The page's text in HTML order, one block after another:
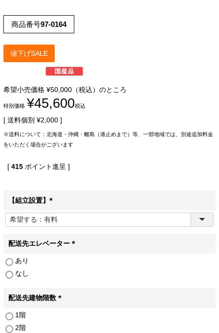
商品番号97-0164
値下げSALE
希望小売価格 ¥50,000 （税込）のところ
特別価格 ¥45,600税込
送料個別 ¥2,000
※送料について：北海道・沖縄・離島（港止めまで）等、一部地域では、別途追加料金
をいただく場合がございます
[ 415 ポイント進呈 ]
【組立設置】
(
必
)
配送先エレベーター
あり
なし
配送先建物階数
1階
2階